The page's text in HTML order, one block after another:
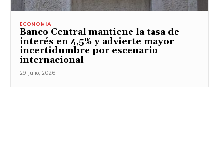
ECONOMÍA
Banco Central mantiene la tasa de
interés en 4,5% y advierte mayor
incertidumbre por escenario
internacional
29 Julio, 2026